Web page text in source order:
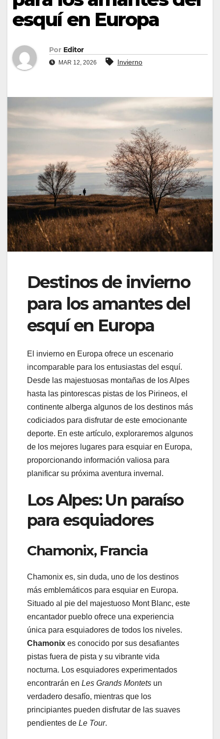
esquí en Europa
Por Editor
MAR 12, 2026 Invierno
Destinos de invierno
para los amantes del
esquí en Europa
El invierno en Europa ofrece un escenario
incomparable para los entusiastas del esquí.
Desde las majestuosas montañas de los Alpes
hasta las pintorescas pistas de los Pirineos, el
continente alberga algunos de los destinos más
codiciados para disfrutar de este emocionante
deporte. En este artículo, exploraremos algunos
de los mejores lugares para esquiar en Europa,
proporcionando información valiosa para
planificar su próxima aventura invernal.
Los Alpes: Un paraíso
para esquiadores
Chamonix, Francia
Chamonix es, sin duda, uno de los destinos
más emblemáticos para esquiar en Europa.
Situado al pie del majestuoso Mont Blanc, este
encantador pueblo ofrece una experiencia
única para esquiadores de todos los niveles.
Chamonix es conocido por sus desafiantes
pistas fuera de pista y su vibrante vida
nocturna. Los esquiadores experimentados
encontrarán en Les Grands Montets un
verdadero desafío, mientras que los
principiantes pueden disfrutar de las suaves
pendientes de Le Tour.